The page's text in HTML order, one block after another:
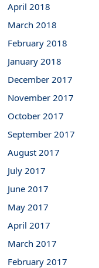
April 2018
March 2018
February 2018
January 2018
December 2017
November 2017
October 2017
September 2017
August 2017
July 2017
June 2017
May 2017
April 2017
March 2017
February 2017